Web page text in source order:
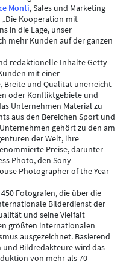
Monti, Sales und Marketing
„Die Kooperation mit
in die Lage, unser
mehr Kunden auf der ganzen
redaktionelle Inhalte Getty
mit einer
Breite und Qualität unerreicht
oder Konfliktgebiete und
Unternehmen Material zu
aus den Bereichen Sport und
gehört zu den am
der Welt, ihre
Preise, darunter
Photo, den Sony
Photographer of the Year
Fotografen, die über die
Bilderdienst der
und seine Vielfalt
größten internationalen
ausgezeichnet. Basierend
und Bildredakteure wird das
von mehr als 70